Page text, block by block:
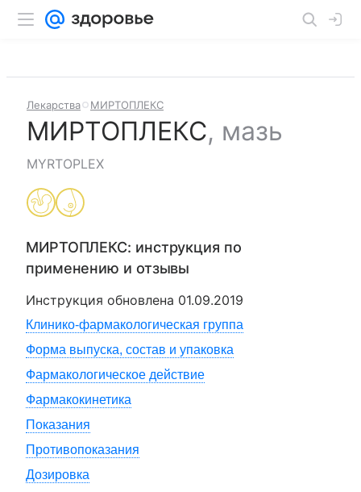
Лекарства МИРТОПЛЕКС
МИРТОПЛЕКС, мазь
MYRTOPLEX
МИРТОПЛЕКС: инструкция по
применению и отзывы
Инструкция обновлена 01.09.2019
Клинико-фармакологическая группа
Форма выпуска, состав и упаковка
Фармакологическое действие
Фармакокинетика
Показания
Противопоказания
Дозировка